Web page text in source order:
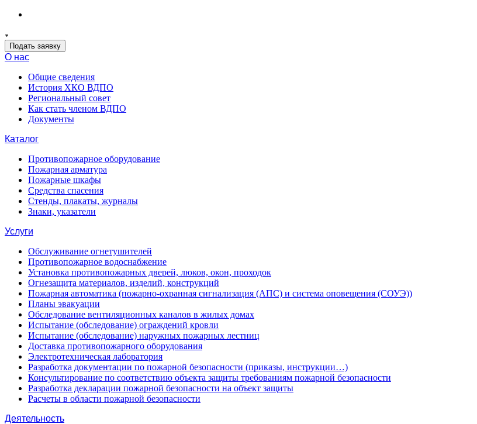
Подать заявку
О нас
Общие сведения
История ХКО ВДПО
Региональный совет
Как стать членом ВДПО
Документы
Каталог
Противопожарное оборудование
Пожарная арматура
Пожарные шкафы
Средства спасения
Стенды, плакаты, журналы
Знаки, указатели
Услуги
Обслуживание огнетушителей
Противопожарное водоснабжение
Установка противопожарных дверей, люков, окон, проходок
Огнезащита материалов, изделий, конструкций
Пожарная автоматика (пожарно-охранная сигнализация (АПС) и система оповещения (СОУЭ))
Планы эвакуации
Обследование вентиляционных каналов в жилых домах
Испытание (обследование) ограждений кровли
Испытание (обследование) наружных пожарных лестниц
Доставка противопожарного оборудования
Электротехническая лаборатория
Разработка документации по пожарной безопасности (приказы, инструкции…)
Консультирование по соответствию объекта защиты требованиям пожарной безопасности
Разработка декларации пожарной безопасности на объект защиты
Расчеты в области пожарной безопасности
Деятельность